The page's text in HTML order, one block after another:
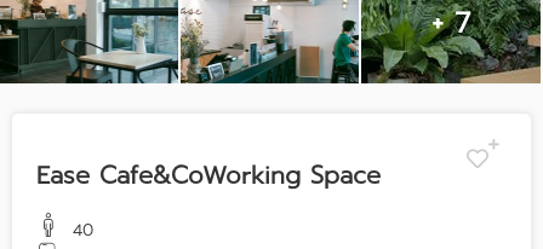
+ 7
Ease Cafe&CoWorking Space
40